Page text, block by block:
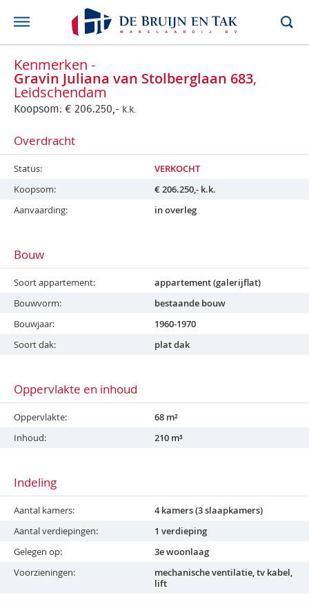
Kenmerken -
Gravin Juliana van Stolberglaan 683,
Leidschendam
Koopsom: € 206.250,- k.k.
Overdracht
Status
VERKOCHT
Koopsom
€206.250,- k.k.
Aanvaarding
in overleg
Bouw
Soort appartement
appartement (galerijflat)
Bouwvorm
bestaande bouw
Bouwjaar
1960-1970
Soort dak
plat dak
Oppervlakte en inhoud
Oppervlakte
68 m²
Inhoud
210 m³
Indeling
Aantal kamers
4 kamers (3 slaapkamers)
Aantal verdiepingen
1 verdieping
Gelegen op
3e woonlaag
Voorzieningen
mechanische ventilatie, tv kabel,
lift